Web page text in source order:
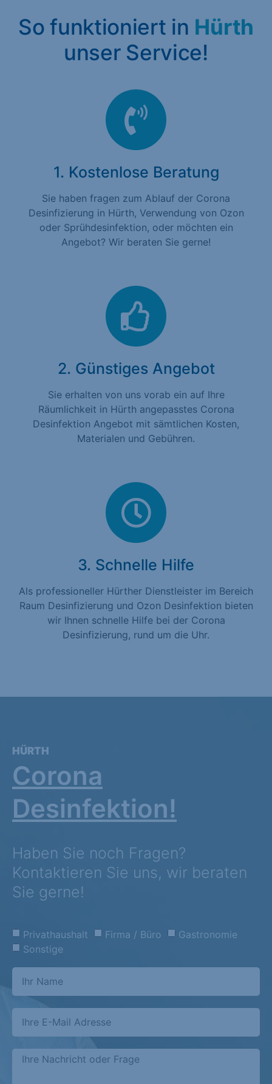
So funktioniert in Hürth
unser Service!
1. Kostenlose Beratung
Sie haben fragen zum Ablauf der Corona
Desinfizierung in Hürth, Verwendung von Ozon
oder Sprühdesinfektion, oder möchten ein
Angebot? Wir beraten Sie gerne!
2. Günstiges Angebot
Sie erhalten von uns vorab ein auf Ihre
Räumlichkeit in Hürth angepasstes Corona
Desinfektion Angebot mit sämtlichen Kosten,
Materialen und Gebühren.
3. Schnelle Hilfe
Als professioneller Hürther Dienstleister im Bereich
Raum Desinfizierung und Ozon Desinfektion bieten
wir Ihnen schnelle Hilfe bei der Corona
Desinfizierung, rund um die Uhr.
HÜRTH
Corona
Desinfektion!
Haben Sie noch Fragen?
Kontaktieren Sie uns, wir beraten
Sie gerne!
Privathaushalt Firma / Büro
Gastronomie
Sonstige